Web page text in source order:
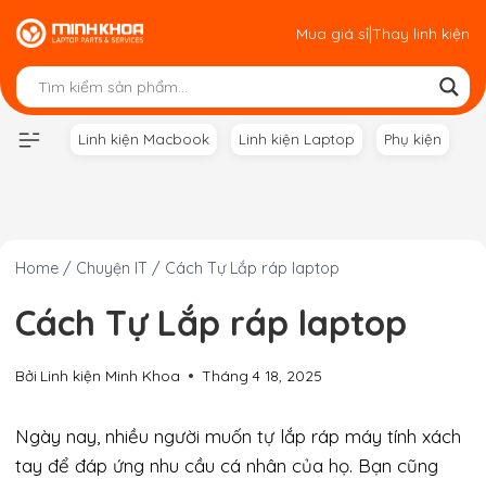
Skip
to
content
Mua giá sỉ|Thay linh kiện
Linh kiện Macbook Linh kiện Laptop Phụ kiện
Home / Chuyện IT / Cách Tự Lắp ráp laptop
Cách Tự Lắp ráp laptop
Bởi Linh kiện Minh Khoa Tháng 4 18, 2025
Ngày nay, nhiều người muốn tự lắp ráp máy tính xách
tay để đáp ứng nhu cầu cá nhân của họ. Bạn cũng